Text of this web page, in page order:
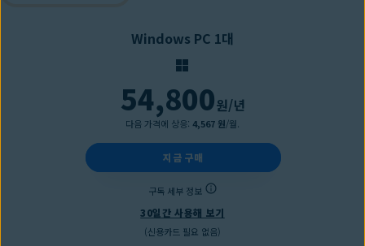
Windows PC 1대
54,800원/년
다음 가격에 상응: 4,567 원/월.
지금 구매
구독 세부 정보
30일간 사용해 보기
(신용카드 필요 없음)